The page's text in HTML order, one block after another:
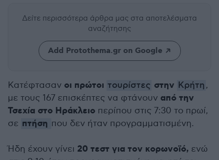
Δείτε περισσότερα άρθρα μας στα αποτελέσματα
αναζήτησης
Add Protothema.gr on Google
Κατέφτασαν οι πρώτοι τουρίστες στην Κρήτη,
με τους 167 επισκέπτες να φτάνουν από την
Τσεχία στο Ηράκλειο περίπου στις 7:30 το πρωί,
σε πτήση που δεν ήταν προγραμματισμένη.
Ήδη έχουν γίνει 20 τεστ για τον κορωνοϊό, ενώ